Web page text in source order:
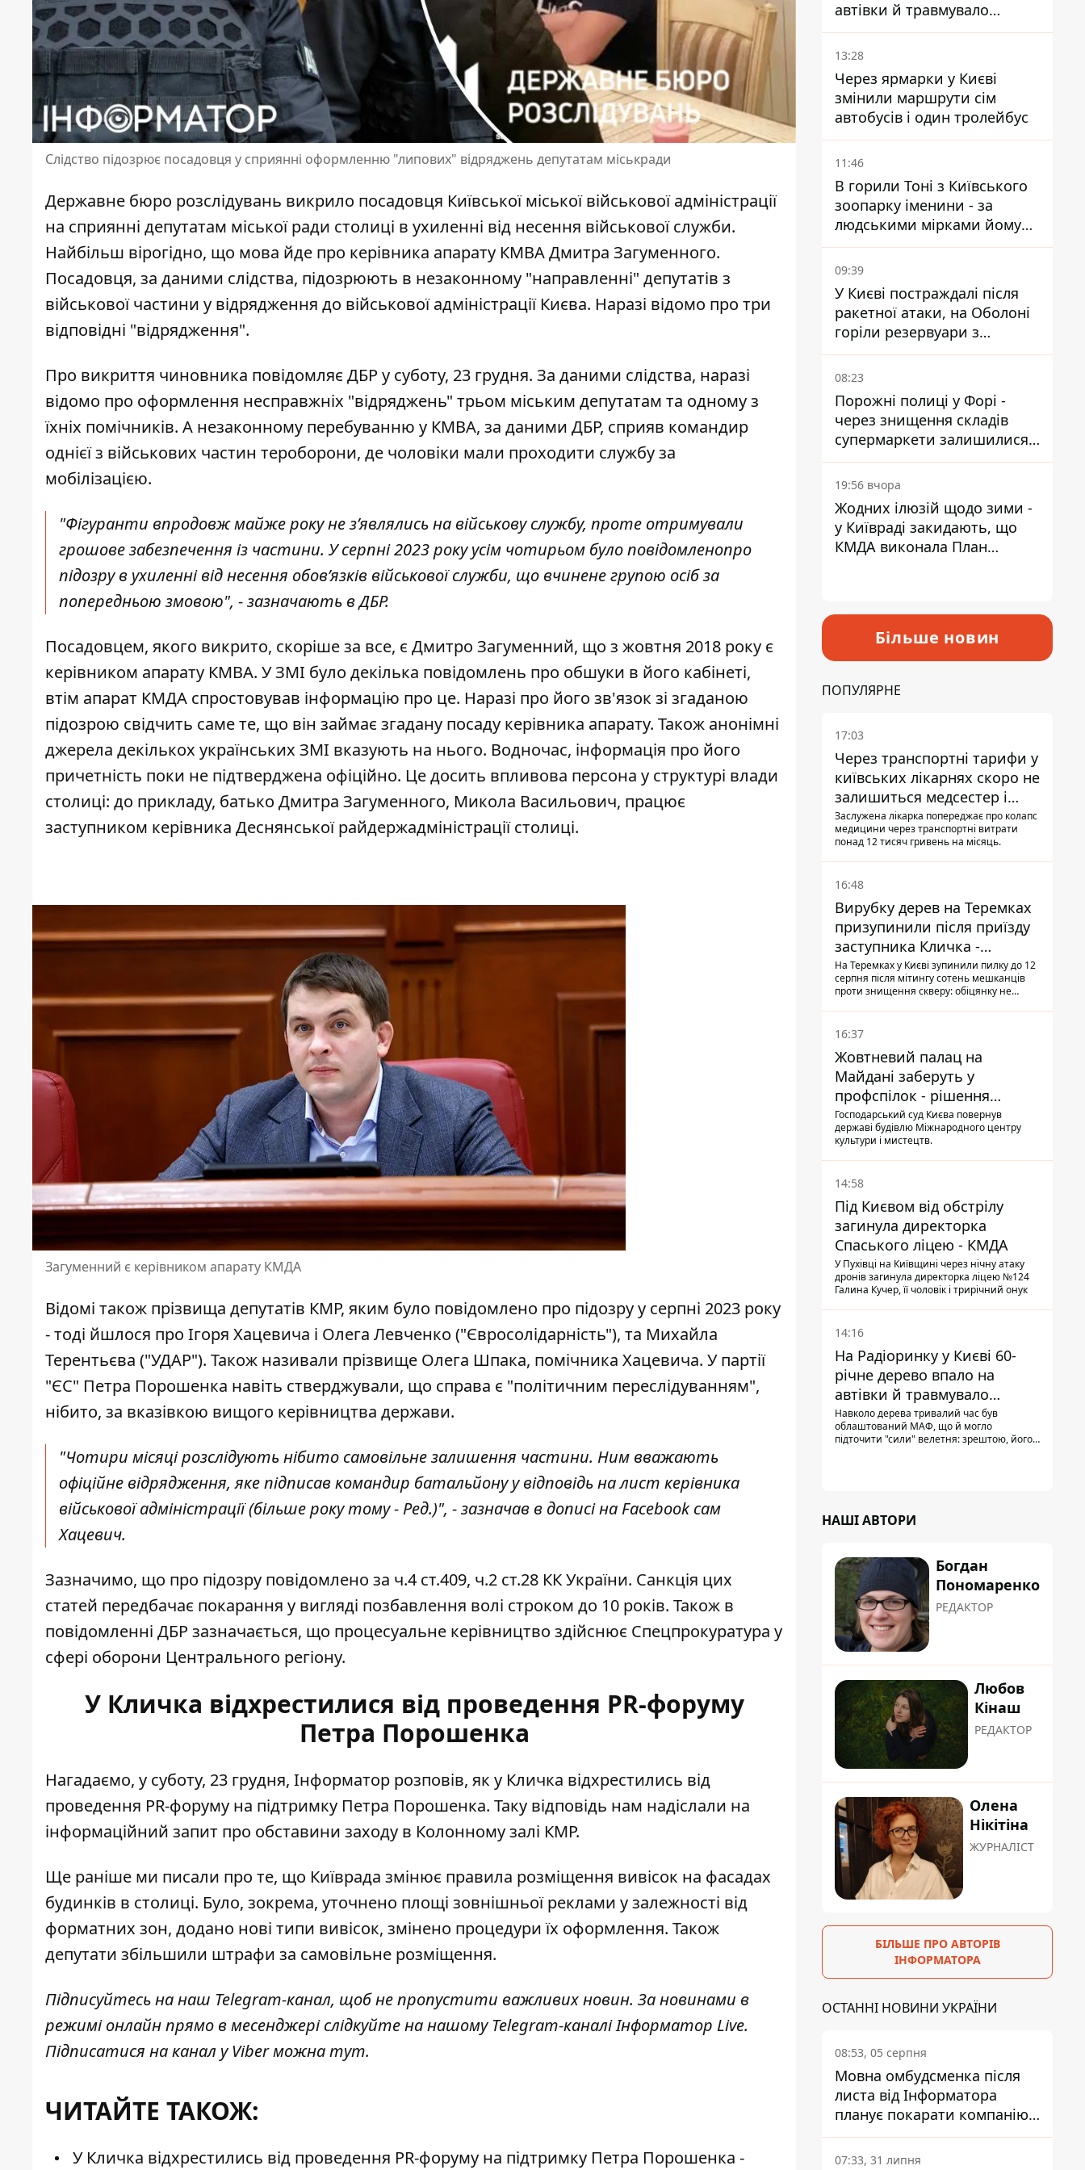
Слідство підозрює посадовця у сприянні оформленню "липових" відряджень депутатам міськради
Державне бюро розслідувань викрило посадовця Київської міської військової адміністрації
на сприянні депутатам міської ради столиці в ухиленні від несення військової служби.
Найбільш вірогідно, що мова йде про керівника апарату КМВА Дмитра Загуменного.
Посадовця, за даними слідства, підозрюють в незаконному "направленні" депутатів з
військової частини у відрядження до військової адміністрації Києва. Наразі відомо про три
відповідні "відрядження".
Про викриття чиновника повідомляє ДБР у суботу, 23 грудня. За даними слідства, наразі
відомо про оформлення несправжніх "відряджень" трьом міським депутатам та одному з
їхніх помічників. А незаконному перебуванню у КМВА, за даними ДБР, сприяв командир
однієї з військових частин тероборони, де чоловіки мали проходити службу за
мобілізацією.
"Фігуранти впродовж майже року не з’являлись на військову службу, проте отримували
грошове забезпечення із частини. У серпні 2023 року усім чотирьом було повідомленопро
підозру в ухиленні від несення обов’язків військової служби, що вчинене групою осіб за
попередньою змовою", - зазначають в ДБР.
Посадовцем, якого викрито, скоріше за все, є Дмитро Загуменний, що з жовтня 2018 року є
керівником апарату КМВА. У ЗМІ було декілька повідомлень про обшуки в його кабінеті,
втім апарат КМДА спростовував інформацію про це. Наразі про його зв'язок зі згаданою
підозрою свідчить саме те, що він займає згадану посаду керівника апарату. Також анонімні
джерела декількох українських ЗМІ вказують на нього. Водночас, інформація про його
причетність поки не підтверджена офіційно. Це досить впливова персона у структурі влади
столиці: до прикладу, батько Дмитра Загуменного, Микола Васильович, працює
заступником керівника Деснянської райдержадміністрації столиці.
Загуменний є керівником апарату КМДА
Відомі також прізвища депутатів КМР, яким було повідомлено про підозру у серпні 2023 року
- тоді йшлося про Ігоря Хацевича і Олега Левченко ("Євросолідарність"), та Михайла
Терентьєва ("УДАР"). Також називали прізвище Олега Шпака, помічника Хацевича. У партії
"ЄС" Петра Порошенка навіть стверджували, що справа є "політичним переслідуванням",
нібито, за вказівкою вищого керівництва держави.
"Чотири місяцірозслідують нібито самовільне залишення частини. Ним вважають
офіційне відрядження, яке підписав командир батальйону у відповідь на лист керівника
військової адміністрації (більше року тому - Ред.)", - зазначав в дописі на Facebook сам
Хацевич.
Зазначимо, що про підозру повідомлено за ч.4 ст.409, ч.2 ст.28 КК України. Санкція цих
статей передбачає покарання у вигляді позбавлення волі строком до 10 років. Також в
повідомленні ДБР зазначається, що процесуальне керівництво здійснює Спецпрокуратура у
сфері оборони Центрального регіону.
У Кличка відхрестилися від проведення PR-форуму
Петра Порошенка
Нагадаємо, у суботу, 23 грудня, Інформатор розповів, як у Кличка відхрестились від
проведення PR-форуму на підтримку Петра Порошенка. Таку відповідь нам надіслали на
інформаційний запит про обставини заходу в Колонному залі КМР.
Ще раніше ми писали про те, що Київрада змінює правила розміщення вивісок на фасадах
будинків в столиці. Було, зокрема, уточнено площі зовнішньої реклами у залежності від
форматних зон, додано нові типи вивісок, змінено процедури їх оформлення. Також
депутати збільшили штрафи за самовільне розміщення.
Підписуйтесь на наш Telegram-канал, щоб не пропустити важливих новин. За новинами в
режимі онлайн прямо в месенджері слідкуйте на нашому Telegram-каналіІнформатор Live.
Підписатися на канал у Viber можнатут.
ЧИТАЙТЕ ТАКОЖ:
У Кличка відхрестились від проведення PR-форуму на підтримку Петра Порошенка -
автівки й травмувало
людину - подробиці
13:28
Через ярмарки у Києві
змінили маршрути сім
автобусів і один тролейбус
11:46
В горили Тоні з Київського
зоопарку іменини - за
людськими мірками йому
вже понад 90 років
09:39
У Києві постраждалі після
ракетної атаки, на Оболоні
горіли резервуари з
паливом
08:23
Порожні полиці у Форі -
через знищення складів
супермаркети залишилися
без асортименту
19:56 вчора
Жодних ілюзій щодо зими -
у Київраді закидають, що
КМДА виконала План
Більше новин
ПОПУЛЯРНЕ
17:03
Через транспортні тарифи у
київських лікарнях скоро не
залишиться медсестер і
санітарок - професор
Голубовська
Заслужена лікарка попереджає про колапс
медицини через транспортні витрати
понад 12 тисяч гривень на місяць.
16:48
Вирубку дерев на Теремках
призупинили після приїзду
заступника Кличка -
почався діалог
На Теремках у Києві зупинили пилку до 12
серпня після мітингу сотень мешканців
проти знищення скверу: обіцянку не
прибув налагодити комунікацію
16:37
Жовтневий палац на
Майдані заберуть у
профспілок - рішення
Господарського суду
Господарський суд Києва повернув
державі будівлю Міжнародного центру
культури і мистецтв.
14:58
Під Києвом від обстрілу
загинула директорка
Спаського ліцею - КМДА
У Пухівці на Київщині через нічну атаку
дронів загинула директорка ліцею №124
Галина Кучер, її чоловік і трирічний онук
14:16
На Радіоринку у Києві 60-
річне дерево впало на
автівки й травмувало
людину - подробиці
Навколо дерева тривалий час був
облаштований МАФ, що й могло
підточити "сили" велетня: зрештою, його
НАШІ АВТОРИ
Богдан
Пономаренко
РЕДАКТОР
Любов
Кінаш
РЕДАКТОР
Олена
Нікітіна
ЖУРНАЛІСТ
БІЛЬШЕ ПРО АВТОРІВ
ІНФОРМАТОРА
ОСТАННІ НОВИНИ УКРАЇНИ
08:53, 05 серпня
Мовна омбудсменка після
листа від Інформатора
планує покарати компанію-
підрядника ПриватБанку
07:33, 31 липня